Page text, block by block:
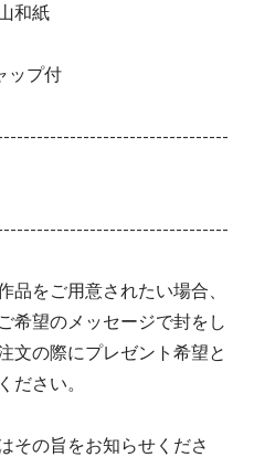
和紙
ップ付
品をご用意されたい場合、
希望のメッセージで封をし
文の際にプレゼント希望と
ださい。
その旨をお知らせくださ